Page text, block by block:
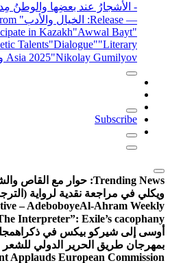
- الأشجارُ عند بعضِها والوطنُ
— Release
: الخيال والأدب
in Kazakh"Awwal Bayt"
Talents"Dialogue""Literary
Asia 2025"Nikolay Gumilyov و poet
Subscribe
Trending News: حوار مع القاص
ويكلي في مراجعة نقدية لرواية
– AdeboboyeAl-Ahram Weekly
Interpreter”: Exile’s cacophany
أوسى إلى شيركو بيكس في ذكراه
بمهرجان طريق الحرير الدولي للشعر
Applauds European Commission